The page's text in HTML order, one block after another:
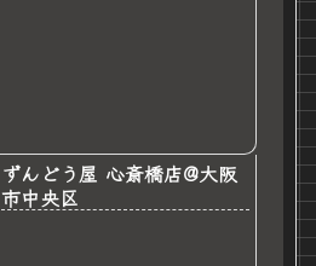
ずんどう屋 心斎橋店@大阪
市中央区